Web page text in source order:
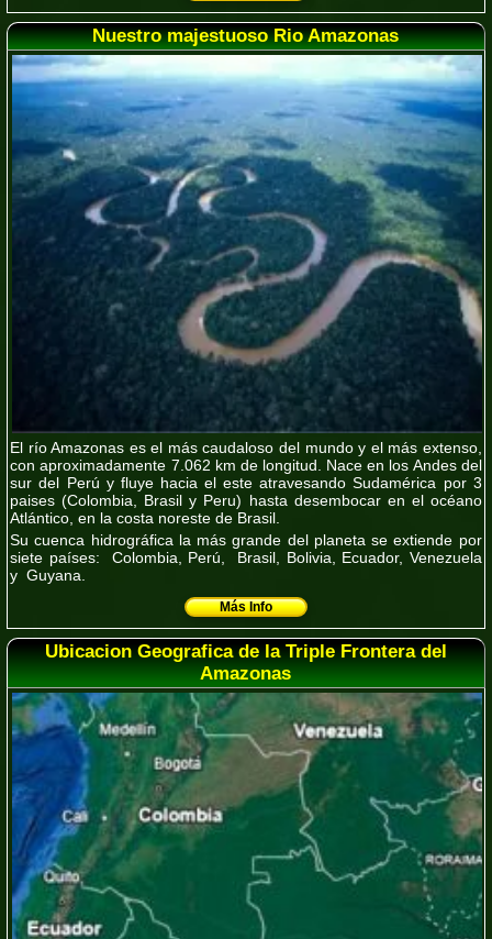
Nuestro majestuoso Rio Amazonas
El río Amazonas es el más caudaloso del mundo y el más extenso,
con aproximadamente 7.062 km de longitud. Nace en los Andes del
sur del Perú y fluye hacia el este atravesando Sudamérica por 3
paises (Colombia, Brasil y Peru) hasta desembocar en el océano
Atlántico, en la costa noreste de Brasil.
Su cuenca hidrográfica la más grande del planeta se extiende por
siete países: Colombia, Perú, Brasil, Bolivia, Ecuador, Venezuela
y Guyana.
Más Info
Ubicacion Geografica de la Triple Frontera del
Amazonas